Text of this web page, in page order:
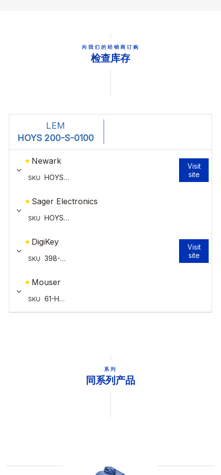
向我们的经销商订购
检查库存
系列
同系列产品